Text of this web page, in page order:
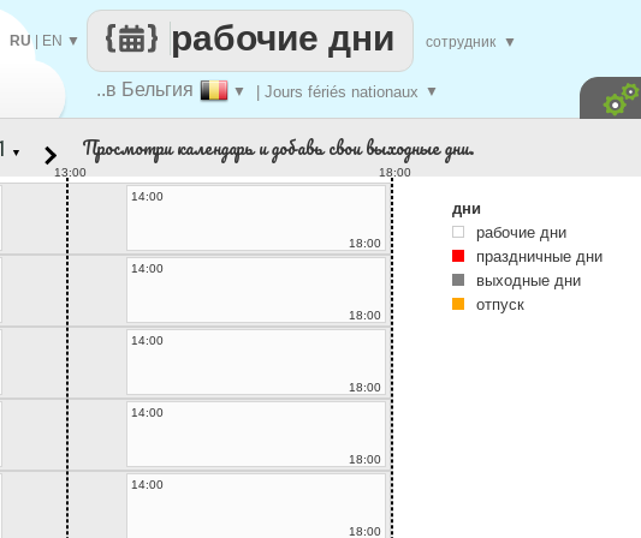
..в Бельгия ▼ | Jours fériés nationaux ▼
рабочие дни
RU| EN ▼ сотрудник ▼
▼ Просмотри календарь и добавь свои выходные дни.
13:00
18:00
14:00
18:00
14:00
18:00
14:00
18:00
14:00
18:00
14:00
18:00
дни
рабочие дни
праздничные дни
выходные дни
отпуск